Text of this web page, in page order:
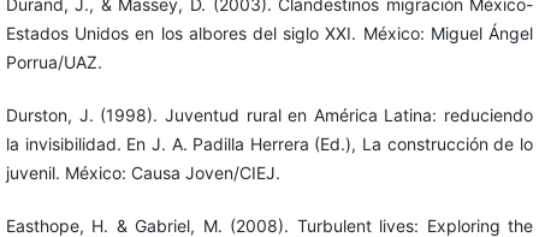
Estados Unidos en los albores del siglo XXI. México: Miguel Ángel
Porrua/UAZ.
Durston, J. (1998). Juventud rural en América Latina: reduciendo
la invisibilidad. En J. A. Padilla Herrera (Ed.), La construcción de lo
juvenil. México: Causa Joven/CIEJ.
Easthope, H. & Gabriel, M. (2008). Turbulent lives: Exploring the